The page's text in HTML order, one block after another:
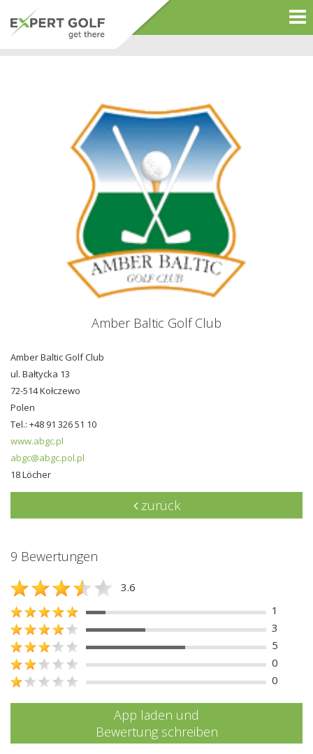
Amber Baltic Golf Club
Amber Baltic Golf Club
ul. Bałtycka 13
72-514 Kołczewo
Polen
Tel.: +48 91 326 51 10
www.abgc.pl
abgc@abgc.pol.pl
18 Löcher
zurück
9 Bewertungen
3.6
1
3
5
0
0
App laden und
Bewertung schreiben